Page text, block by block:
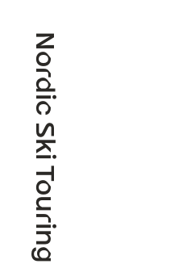
Nordic Ski Touring